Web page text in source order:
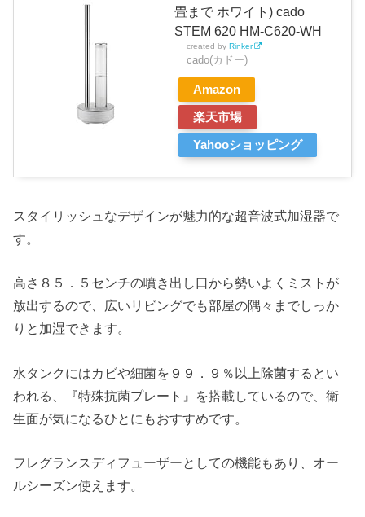
畳まで ホワイト) cado
STEM 620 HM-C620-WH
created byRinker
cado(カドー)
Amazon
楽天市場
Yahooショッピング
スタイリッシュなデザインが魅力的な超音波式加湿器で
す。
高さ８５．５センチの噴き出し口から勢いよくミストが
放出するので、広いリビングでも部屋の隅々までしっか
りと加湿できます。
水タンクにはカビや細菌を９９．９％以上除菌するとい
われる、『特殊抗菌プレート』を搭載しているので、衛
生面が気になるひとにもおすすめです。
フレグランスディフューザーとしての機能もあり、オー
ルシーズン使えます。